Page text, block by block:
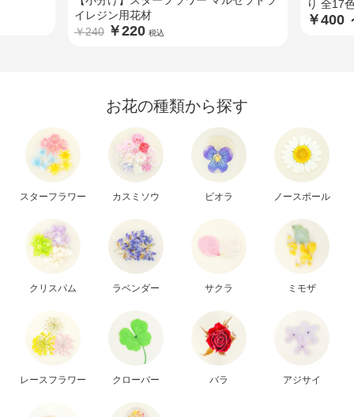
イレジン用花材
￥240 ￥220 税込
り 全17
￥400
お花の種類から探す
スターフラワー カスミソウ ビオラ ノースポール
クリスパム ラベンダー サクラ ミモザ
レースフラワー クローバー バラ アジサイ